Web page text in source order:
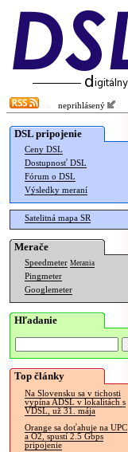
neprihlásený
DSL pripojenie
Ceny DSL
Dostupnosť DSL
Fórum o DSL
Výsledky meraní
Satelitná mapa SR
Merače
Speedmeter Merania
Pingmeter
Googlemeter
Hľadanie
Top články
Na Slovensku sa v tichosti
vypína ADSL v lokalitách s
VDSL, už 31. mája
Orange sa doťahuje na UPC
a O2, spustí 2.5 Gbps
pripojenie